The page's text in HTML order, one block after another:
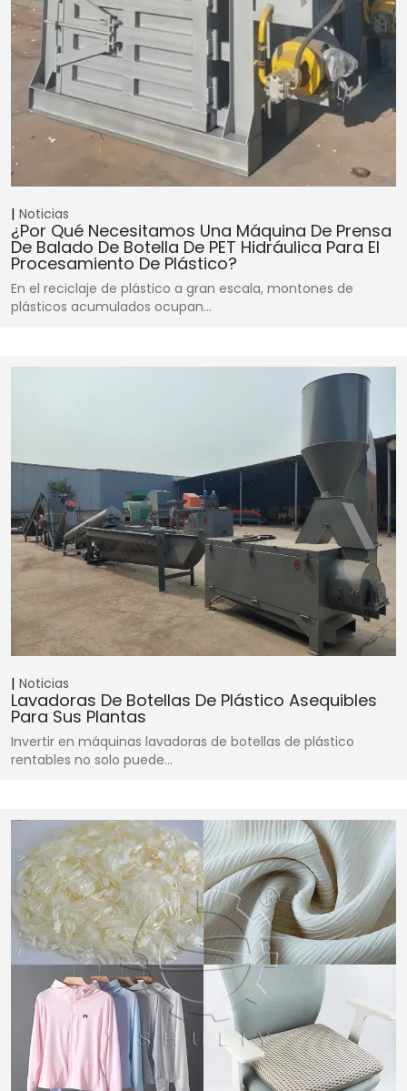
Noticias
¿Por Qué Necesitamos Una Máquina De Prensa
De Balado De Botella De PET Hidráulica Para El
Procesamiento De Plástico?
En el reciclaje de plástico a gran escala, montones de
plásticos acumulados ocupan…
Noticias
Lavadoras De Botellas De Plástico Asequibles
Para Sus Plantas
Invertir en máquinas lavadoras de botellas de plástico
rentables no solo puede…